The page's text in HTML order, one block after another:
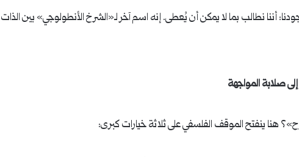
أننا نطالب بما لا يمكن أن يُعطى. إنه اسم آخر لـ«الشرخ الأنطولوجي» بين الذات
صلابة المواجهة
هنا ينفتح الموقف الفلسفي على ثلاثة خيارات كبرى: